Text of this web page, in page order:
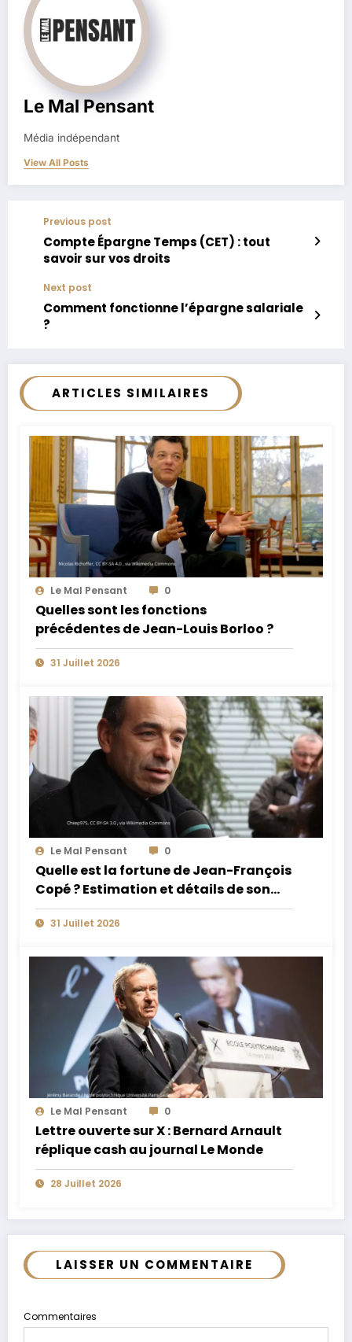
Le Mal Pensant
Média indépendant
View All Posts
Previous post
Compte Épargne Temps (CET) : tout
savoir sur vos droits
Next post
Comment fonctionne l’épargne salariale
?
ARTICLES SIMILAIRES
Le Mal Pensant 0
Quelles sont les fonctions
précédentes de Jean-Louis Borloo ?
31 Juillet 2026
Le Mal Pensant 0
Quelle est la fortune de Jean-François
Copé ? Estimation et détails de son
patrimoine
31 Juillet 2026
Le Mal Pensant 0
Lettre ouverte sur X : Bernard Arnault
réplique cash au journal Le Monde
28 Juillet 2026
LAISSER UN COMMENTAIRE
Commentaires